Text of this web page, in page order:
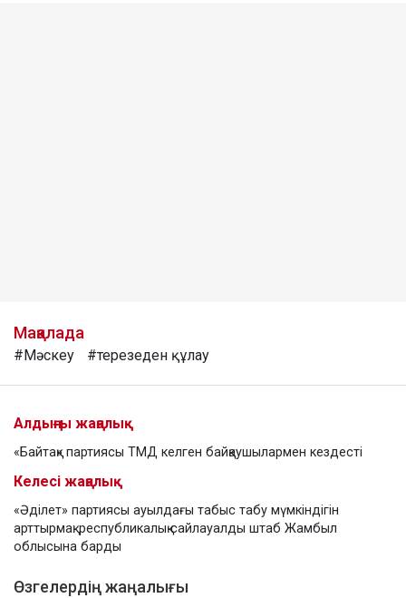
Мақалада
#Мәскеу #терезеден құлау
Алдыңғы жаңалық
«Байтақ» партиясы ТМД келген байқаушылармен кездесті
Келесі жаңалық
«Әділет» партиясы ауылдағы табыс табу мүмкіндігін
арттырмақ: республикалық сайлауалды штаб Жамбыл
облысына барды